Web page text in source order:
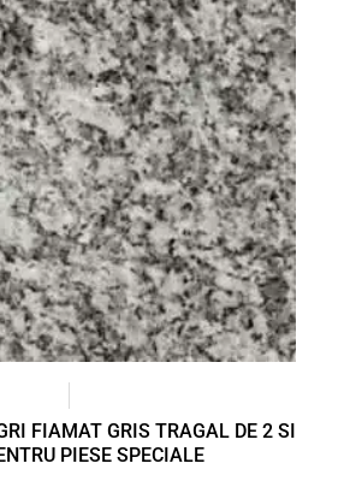
FIAMAT GRIS TRAGAL DE 2 SI
PIESE SPECIALE